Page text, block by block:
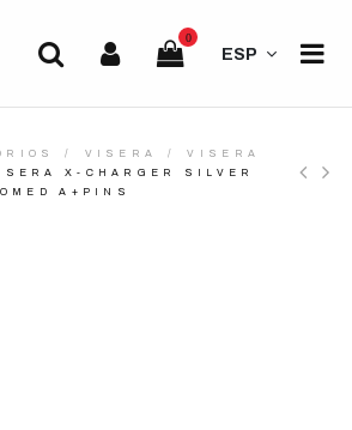
0
ESP
VISERA
VISERA
X-CHARGER SILVER
A+PINS